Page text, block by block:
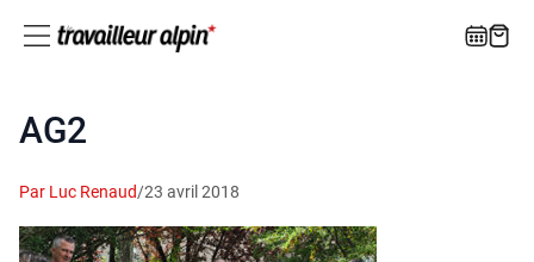
AG2
Par Luc Renaud/23 avril 2018